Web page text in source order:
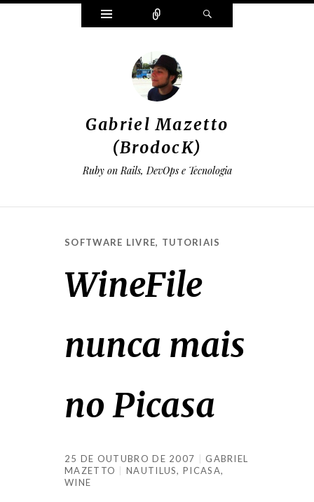
Widgets Conectar
Gabriel Mazetto
(BrodocK)
Ruby on Rails, DevOps e Tecnologia
SOFTWARE LIVRE, TUTORIAIS
WineFile
nunca mais
no Picasa
25 DE OUTUBRO DE 2007
GABRIEL
MAZETTO
NAUTILUS,PICASA,
WINE